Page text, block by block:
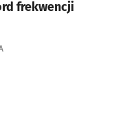
frekwencji